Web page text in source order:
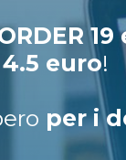
euro!
per i